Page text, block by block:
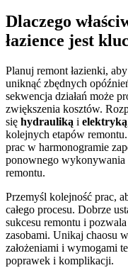
Dlaczego
łazience jest
Planuj remont łazienki,
uniknąć zbędnych
sekwencja działań może
zwiększenia kosztów.
się hydrauliką i elektryką
kolejnych etapów
prac w harmonogramie
ponownego wykonywania
remontu.
Przemyśl kolejność prac,
całego procesu. Dobrze
sukcesu remontu i
zasobami. Unikaj chaosu
założeniami i wymogami
poprawek i komplikacji.